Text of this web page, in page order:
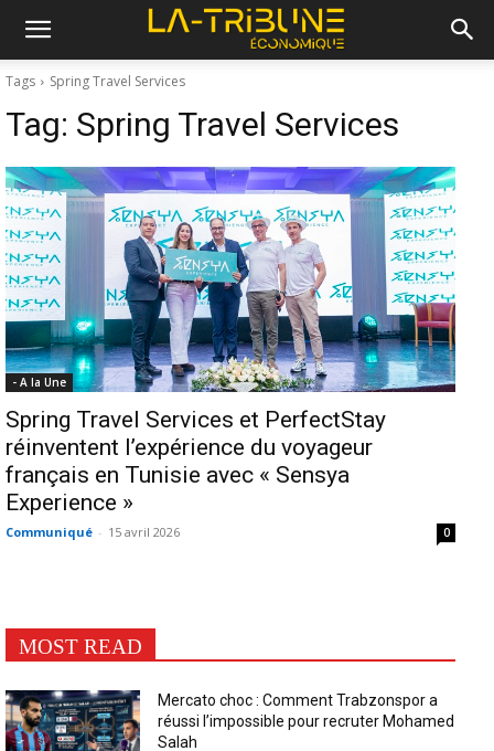
Tags Spring Travel Services
Tag: Spring Travel Services
- A la Une
Spring Travel Services et PerfectStay
réinventent l’expérience du voyageur
français en Tunisie avec « Sensya
Experience »
Communiqué - 15 avril 2026 0
MOST READ
Mercato choc : Comment Trabzonspor a
réussi l’impossible pour recruter Mohamed
Salah